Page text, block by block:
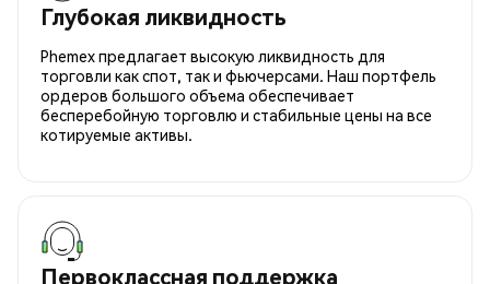
Глубокая ликвидность
Phemex предлагает высокую ликвидность для
торговли как спот, так и фьючерсами. Наш портфель
ордеров большого объема обеспечивает
бесперебойную торговлю и стабильные цены на все
котируемые активы.
Первоклассная поддержка